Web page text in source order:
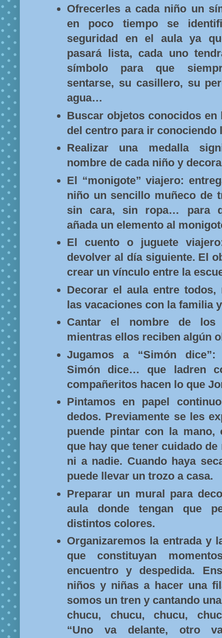
Ofrecerles a cada niño un
en poco tiempo se
seguridad en el aula ya
pasará lista, cada uno
símbolo para que
sentarse, su casillero, su
agua…
Buscar objetos conocidos en
del centro para ir conociendo
Realizar una medalla
nombre de cada niño y
El “monigote” viajero:
niño un sencillo muñeco de
sin cara, sin ropa… para
añada un elemento al
El cuento o juguete
devolver al día siguiente. El
crear un vínculo entre la
Decorar el aula entre
las vacaciones con la familia
Cantar el nombre de los
mientras ellos reciben algún
Jugamos a “Simón
Simón dice… que ladren
compañeritos hacen lo que
Pintamos en papel
dedos. Previamente se les
puende pintar con la
que hay que tener cuidado
ni a nadie. Cuando haya
puede llevar un trozo a casa.
Preparar un mural para
aula donde tengan que
distintos colores.
Organizaremos la entrada y
que constituyan
encuentro y despedida.
niños y niñas a hacer una
somos un tren y cantando
chucu, chucu, chucu,
“Uno va delante, otro